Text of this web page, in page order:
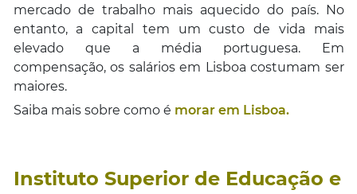
mercado de trabalho mais aquecido do país. No
entanto, a capital tem um custo de vida mais
elevado que a média portuguesa. Em
compensação, os salários em Lisboa costumam ser
maiores.
Saiba mais sobre como é morar em Lisboa.
Instituto Superior de Educação e